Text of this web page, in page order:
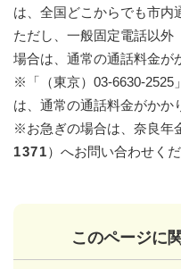
は、全国どこからでも市内
ただし、一般固定電話以外
場合は、通常の通話料金が
※「（東京）03-6630-2525
は、通常の通話料金がかか
※お急ぎの場合は、奈良年
1371）へお問い合わせくだ
このページに